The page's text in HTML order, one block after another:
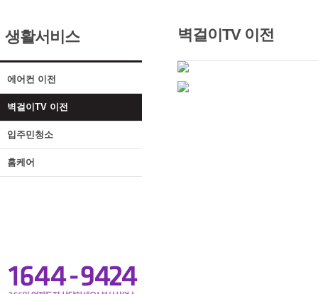
생활서비스
에어컨 이전
벽걸이TV 이전
입주민청소
홈케어
벽걸이TV 이전